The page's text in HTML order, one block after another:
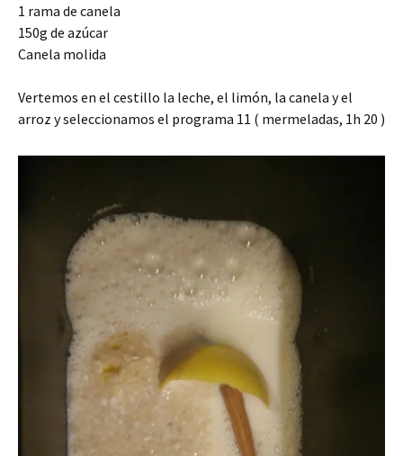
1 rama de canela
150g de azúcar
Canela molida
Vertemos en el cestillo la leche, el limón, la canela y el
arroz y seleccionamos el programa 11 ( mermeladas, 1h 20 )